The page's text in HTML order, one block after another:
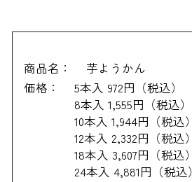
商品名：
芋ようかん
価格：
5本入 972円（税込）
8本入 1,555円（税込）
10本入 1,944円（税込）
12本入 2,332円（税込）
18本入 3,607円（税込）
24本入 4,881円（税込）